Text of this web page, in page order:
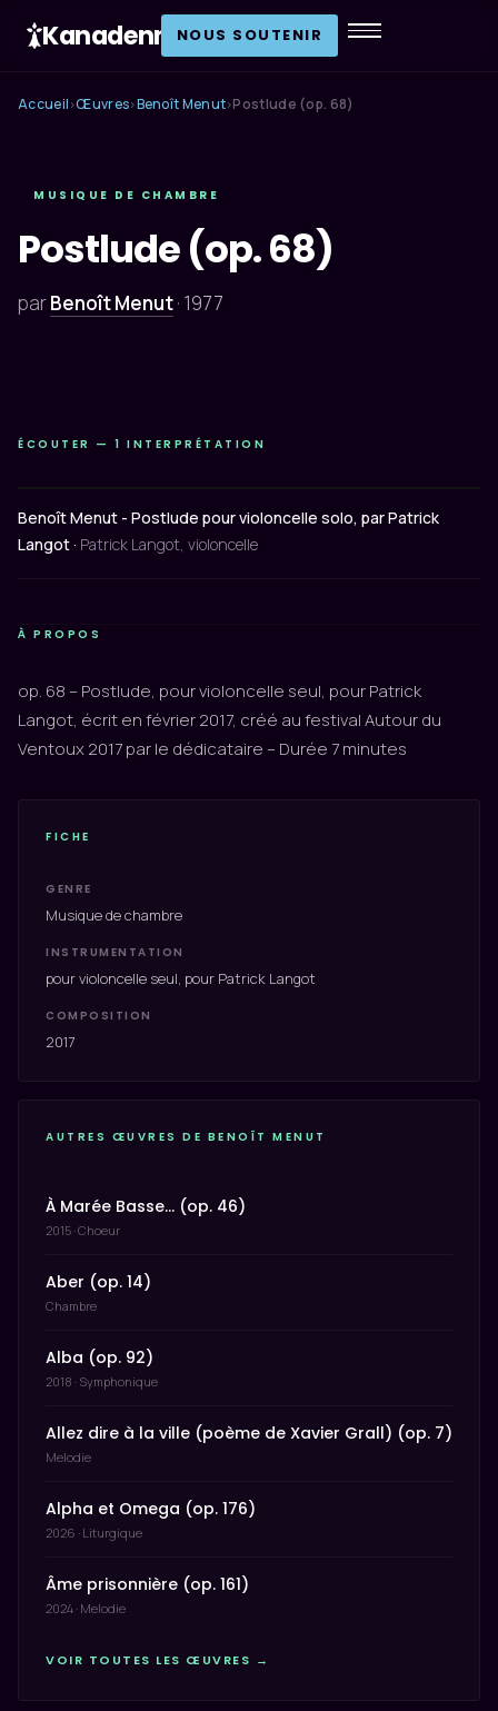
Kanadenn NOUS SOUTENIR
Accueil ›Œuvres›Benoît Menut›Postlude (op. 68)
MUSIQUE DE CHAMBRE
Postlude (op. 68)
parBenoît Menut· 1977
ÉCOUTER — 1 INTERPRÉTATION
Benoît Menut - Postlude pour violoncelle solo, par Patrick
Langot · Patrick Langot, violoncelle
À PROPOS
op. 68 – Postlude, pour violoncelle seul, pour Patrick
Langot, écrit en février 2017, créé au festival Autour du
Ventoux 2017 par le dédicataire – Durée 7 minutes
FICHE
GENRE
Musique de chambre
INSTRUMENTATION
pour violoncelle seul, pour Patrick Langot
COMPOSITION
2017
AUTRES ŒUVRES DE BENOÎT MENUT
À Marée Basse… (op. 46)
2015 · Choeur
Aber (op. 14)
Chambre
Alba (op. 92)
2018 · Symphonique
Allez dire à la ville (poème de Xavier Grall) (op. 7)
Melodie
Alpha et Omega (op. 176)
2026 · Liturgique
Âme prisonnière (op. 161)
2024 · Melodie
VOIR TOUTES LES ŒUVRES →